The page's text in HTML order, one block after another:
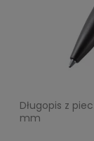
Długopis z
mm